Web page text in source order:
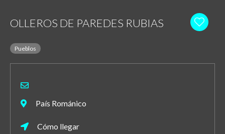
OLLEROS DE PAREDES RUBIAS
Pueblos
País Románico
Cómo llegar